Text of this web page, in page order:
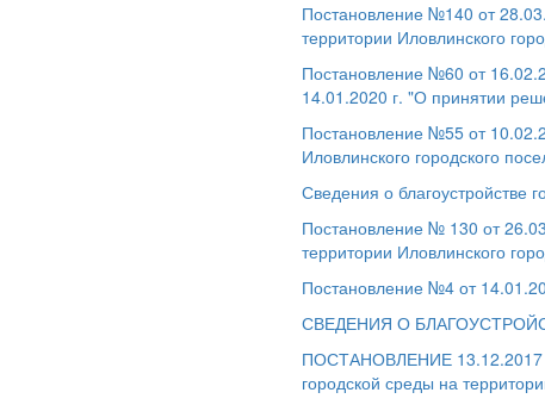
Постановление №140 от
территории Иловлинского
Постановление №60 от
14.01.2020 г. "О принятии
Постановление №55 от
Иловлинского городского
Сведения о благоустройстве
Постановление № 130 от
территории Иловлинского
Постановление №4 от
СВЕДЕНИЯ О
ПОСТАНОВЛЕНИЕ 13.12.2017
городской среды на